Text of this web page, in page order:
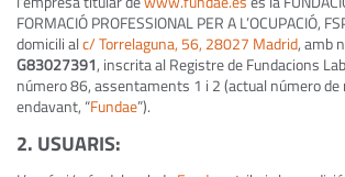
FORMACIÓ PROFESSIONAL PER A L’OCUPACIÓ,
domicili alc/ Torrelaguna, 56, 28027 Madrid, amb
G83027391, inscrita al Registre de Fundacions
número 86, assentaments 1 i 2 (actual número de
endavant, “Fundae”).
2. USUARIS: